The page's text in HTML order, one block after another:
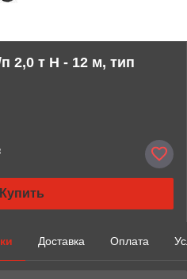
2,0 т Н - 12 м, тип
Купить
Доставка Оплата